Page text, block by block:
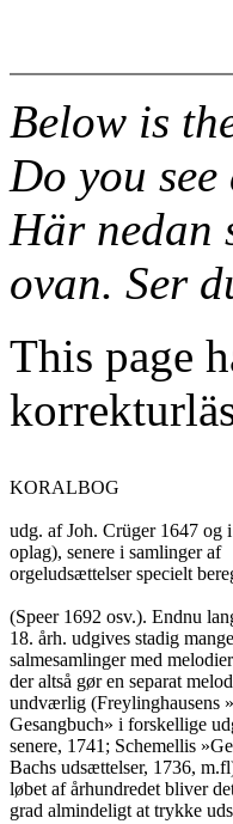
Below is
Do you
Här nedan
ovan. Ser
This page
KORALBOG
udg. af Joh. Crüger 1647 og
oplag), senere i samlinger af
orgeludsættelser specielt
(Speer 1692 osv.). Endnu
18. årh. udgives stadig mange
salmesamlinger med
der altså gør en separat
undværlig (Freylinghausens
Gesangbuch» i forskellige
senere, 1741; Schemellis
Bachs udsættelser, 1736,
løbet af århundredet bliver
grad almindeligt at trykke